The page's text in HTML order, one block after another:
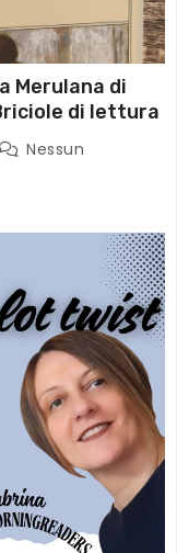
Merulana di
di lettura
Nessun